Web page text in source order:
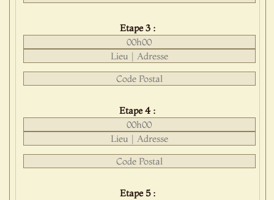
Etape 3 :
Etape 4 :
Etape 5 :